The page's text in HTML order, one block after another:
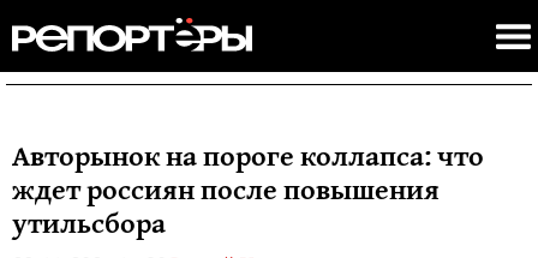
Авторынок на пороге коллапса: что
ждет россиян после повышения
утильсбора